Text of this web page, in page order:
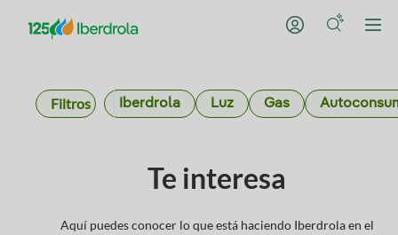
Filtros Iberdrola Luz Gas
Te interesa
Aquí puedes conocer lo que está haciendo Iberdrola en el